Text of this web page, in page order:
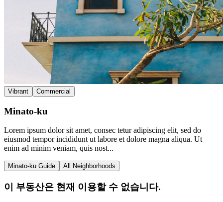
Vibrant Commercial
Minato-ku
Lorem ipsum dolor sit amet, consec tetur adipiscing elit, sed do
eiusmod tempor incididunt ut labore et dolore magna aliqua. Ut
enim ad minim veniam, quis nost...
Minato-ku Guide All Neighborhoods
이 부동산은 현재 이용할 수 없습니다.